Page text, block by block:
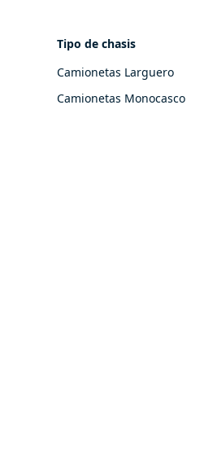
Tipo de chasis
Camionetas Larguero
Camionetas Monocasco